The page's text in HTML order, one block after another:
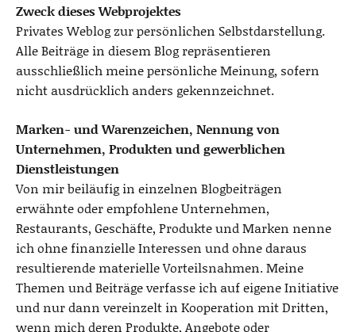
Zweck dieses Webprojektes
Privates Weblog zur persönlichen Selbstdarstellung.
Alle Beiträge in diesem Blog repräsentieren
ausschließlich meine persönliche Meinung, sofern
nicht ausdrücklich anders gekennzeichnet.
Marken- und Warenzeichen, Nennung von
Unternehmen, Produkten und gewerblichen
Dienstleistungen
Von mir beiläufig in einzelnen Blogbeiträgen
erwähnte oder empfohlene Unternehmen,
Restaurants, Geschäfte, Produkte und Marken nenne
ich ohne finanzielle Interessen und ohne daraus
resultierende materielle Vorteilsnahmen. Meine
Themen und Beiträge verfasse ich auf eigene Initiative
und nur dann vereinzelt in Kooperation mit Dritten,
wenn mich deren Produkte, Angebote oder